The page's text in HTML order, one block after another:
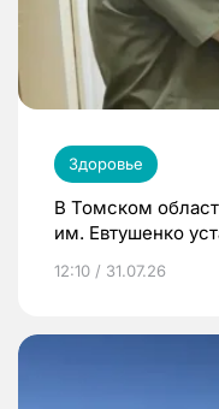
Здоровье
В Томском
им. Евтушенко
12:10 / 31.07.26